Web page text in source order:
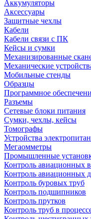
Аккумуляторы
Аксессуары
Защитные чехлы
Кабели
Кабели связи с ПК
Кейсы и сумки
Механизированные
Механические
Мобильные стенды
Образцы
Программное
Разъемы
Сетевые блоки питания
Сумки, чехлы, кейсы
Томографы
Устройства
Мегаомметры
Промышленные
Контроль авиационных
Контроль авиационных
Контроль буровых труб
Контроль подшипников
Контроль прутков
Контроль труб в